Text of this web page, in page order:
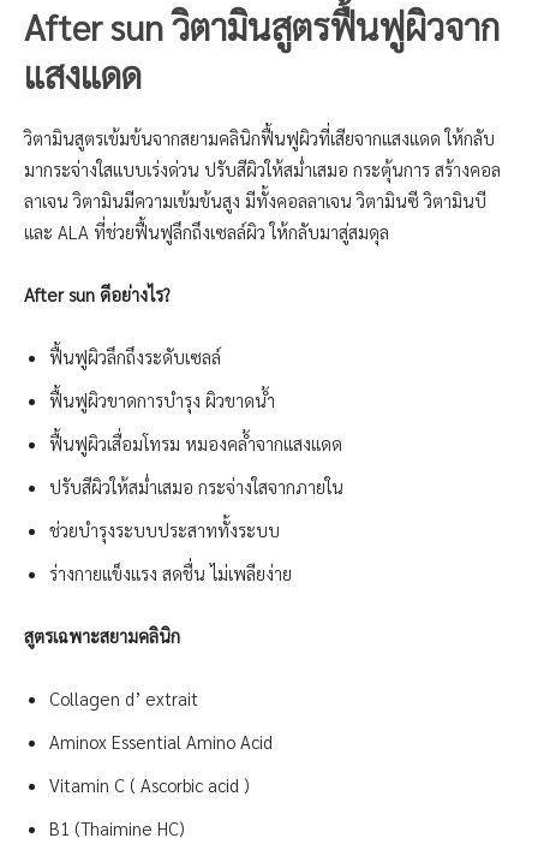
After sun วิตามินสูตรฟื้นฟูผิวจาก
แสงแดด
วิตามินสูตรเข้มข้นจากสยามคลินิกฟื้นฟูผิวที่เสียจากแสงแดด ให้กลับ
มากระจ่างใสแบบเร่งด่วน ปรับสีผิวให้สม่ำเสมอ กระตุ้นการ สร้างคอล
ลาเจน วิตามินมีความเข้มข้นสูง มีทั้งคอลลาเจน วิตามินซี วิตามินบี
และ ALA ที่ช่วยฟื้นฟูลึกถึงเซลล์ผิว ให้กลับมาสู่สมดุล
After sun ดีอย่างไร?
ฟื้นฟูผิวลึกถึงระดับเซลล์
ฟื้นฟูผิวขาดการบำรุง ผิวขาดน้ำ
ฟื้นฟูผิวเสื่อมโทรม หมองคล้ำจากแสงแดด
ปรับสีผิวให้สม่ำเสมอ กระจ่างใสจากภายใน
ช่วยบำรุงระบบประสาททั้งระบบ
ร่างกายแข็งแรง สดชื่น ไม่เพลียง่าย
สูตรเฉพาะสยามคลินิก
Collagen d’ extrait
Aminox Essential Amino Acid
Vitamin C ( Ascorbic acid )
B1 (Thaimine HC)